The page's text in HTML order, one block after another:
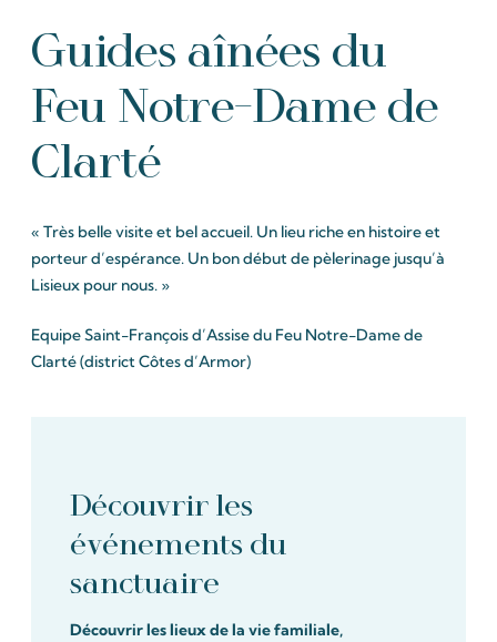
Guides aînées du
Feu Notre-Dame de
Clarté
« Très belle visite et bel accueil. Un lieu riche en histoire et
porteur d’espérance. Un bon début de pèlerinage jusqu’à
Lisieux pour nous. »
Equipe Saint-François d’Assise du Feu Notre-Dame de
Clarté (district Côtes d’Armor)
Découvrir les
événements du
sanctuaire
Découvrir les lieux de la vie familiale,